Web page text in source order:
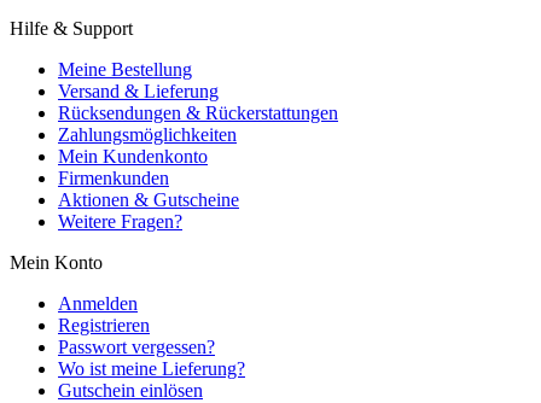
Hilfe & Support
Meine Bestellung
Versand & Lieferung
Rücksendungen & Rückerstattungen
Zahlungsmöglichkeiten
Mein Kundenkonto
Firmenkunden
Aktionen & Gutscheine
Weitere Fragen?
Mein Konto
Anmelden
Registrieren
Passwort vergessen?
Wo ist meine Lieferung?
Gutschein einlösen